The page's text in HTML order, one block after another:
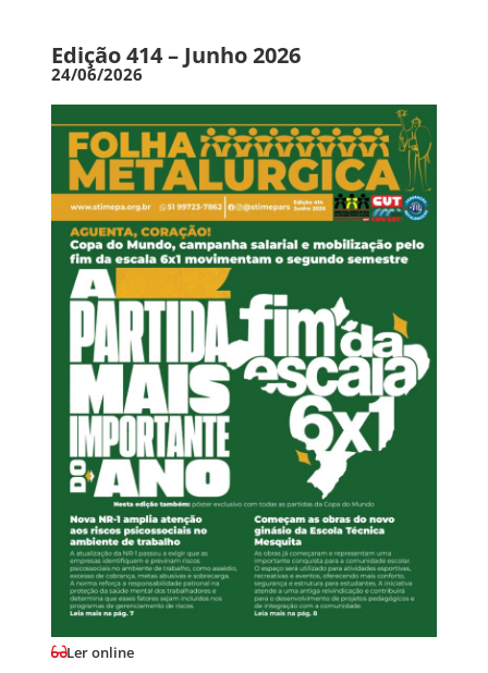
Edição 414 – Junho 2026
24/06/2026
Ler online